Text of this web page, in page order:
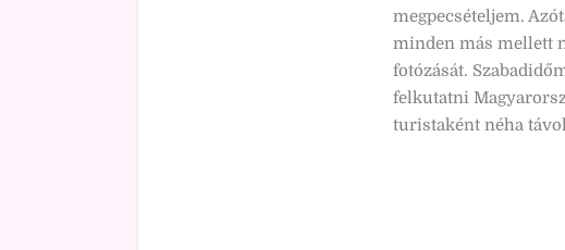
megpecsételjem.
minden más mellett
fotózását.
felkutatni
turistaként néha